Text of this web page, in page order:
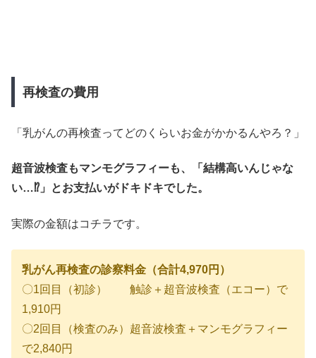
再検査の費用
「乳がんの再検査ってどのくらいお金がかかるんやろ？」
超音波検査もマンモグラフィーも、「結構高いんじゃな
い…⁉」とお支払いがドキドキでした。
実際の金額はコチラです。
乳がん再検査の診察料金（合計4,970円）
〇1回目（初診） 触診＋超音波検査（エコー）で
1,910円
〇2回目（検査のみ）超音波検査＋マンモグラフィー
で2,840円